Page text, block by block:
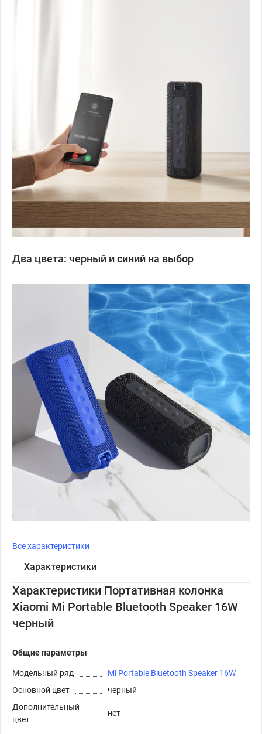
Два цвета: черный и синий на выбор
Все характеристики
Характеристики
Характеристики Портативная колонка
Xiaomi Mi Portable Bluetooth Speaker 16W
черный
Общие параметры
Модельный ряд
Mi Portable Bluetooth Speaker 16W
Основной цвет
черный
Дополнительный
цвет
нет